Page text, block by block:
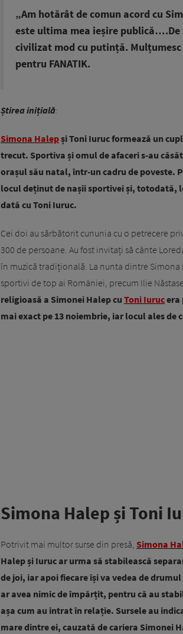
„Am hotărât de comun acord cu
este ultima mea ieșire
civilizat mod cu putință.
pentru FANATIK.
Știrea inițială:
Simona Halepși Toni Iuruc formează un
trecut. Sportiva și omul de afaceri s-au
orașul său natal, într-un cadru de poveste.
locul deținut de nașii sportivei și, totodată,
dată cu Toni Iuruc.
Cei doi au sărbătorit cununia cu o petrecere
300 de persoane. Au fost invitați să cânte
în muzică tradițională. La nunta dintre
sportivi de top ai României, precum Ilie
religioasă a Simonei Halep cu Toni Iurucera
mai exact pe 13 noiembrie, iar locul ales de
Simona Halep și Toni
Potrivit mai multor surse din presă, Simona
Halep și Iuruc ar urma să stabilească
de joi, iar apoi fiecare își va vedea de
ar avea nimic de împărțit, pentru că au
așa cum au intrat în relație. Sursele au
mare dintre ei, cauzată de cariera Simonei